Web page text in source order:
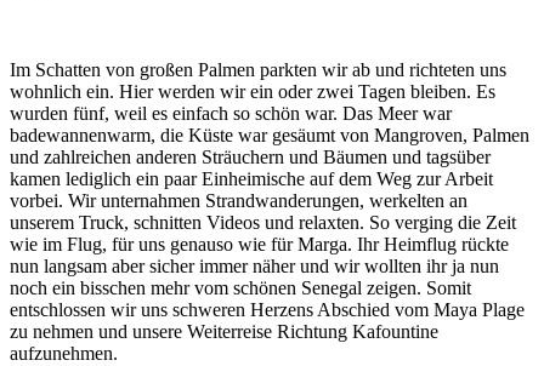
Im Schatten von großen Palmen parkten wir ab und richteten uns
wohnlich ein. Hier werden wir ein oder zwei Tagen bleiben. Es
wurden fünf, weil es einfach so schön war. Das Meer war
badewannenwarm, die Küste war gesäumt von Mangroven, Palmen
und zahlreichen anderen Sträuchern und Bäumen und tagsüber
kamen lediglich ein paar Einheimische auf dem Weg zur Arbeit
vorbei. Wir unternahmen Strandwanderungen, werkelten an
unserem Truck, schnitten Videos und relaxten. So verging die Zeit
wie im Flug, für uns genauso wie für Marga. Ihr Heimflug rückte
nun langsam aber sicher immer näher und wir wollten ihr ja nun
noch ein bisschen mehr vom schönen Senegal zeigen. Somit
entschlossen wir uns schweren Herzens Abschied vom Maya Plage
zu nehmen und unsere Weiterreise Richtung Kafountine
aufzunehmen.